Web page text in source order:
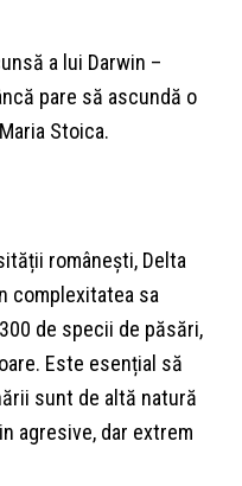
a lui Darwin –
pare să ascundă o
Stoica.
românești, Delta
complexitatea sa
de specii de păsări,
Este esențial să
sunt de altă natură
agresive, dar extrem